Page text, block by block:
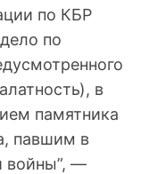
по КБР
по
в
памятника
павшим в
войны”, —